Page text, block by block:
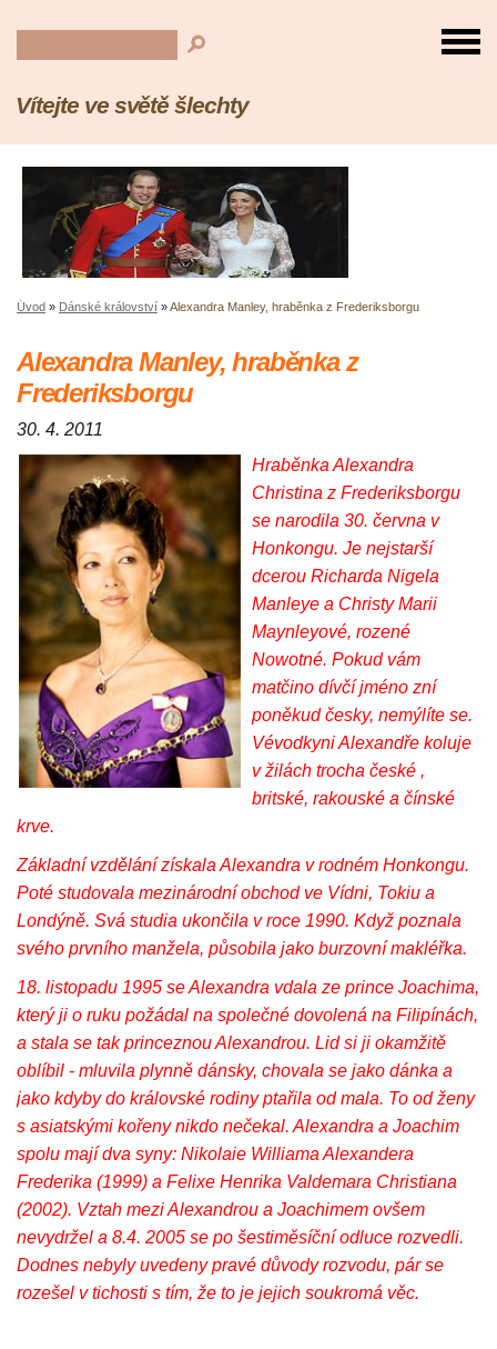
Vítejte ve světě šlechty
Úvod » Dánské království »Alexandra Manley, hraběnka z Frederiksborgu
Alexandra Manley, hraběnka z
Frederiksborgu
30. 4. 2011
Hraběnka Alexandra
Christina z Frederiksborgu
se narodila 30. června v
Honkongu. Je nejstarší
dcerou Richarda Nigela
Manleye a Christy Marii
Maynleyové, rozené
Nowotné. Pokud vám
matčino dívčí jméno zní
poněkud česky, nemýlíte se.
Vévodkyni Alexandře koluje
v žilách trocha české ,
britské, rakouské a čínské
krve.
Základní vzdělání získala Alexandra v rodném Honkongu.
Poté studovala mezinárodní obchod ve Vídni, Tokiu a
Londýně. Svá studia ukončila v roce 1990. Když poznala
svého prvního manžela, působila jako burzovní makléřka.
18. listopadu 1995 se Alexandra vdala ze prince Joachima,
který ji o ruku požádal na společné dovolená na Filipínách,
a stala se tak princeznou Alexandrou. Lid si ji okamžitě
oblíbil - mluvila plynně dánsky, chovala se jako dánka a
jako kdyby do královské rodiny ptařila od mala. To od ženy
s asiatskými kořeny nikdo nečekal. Alexandra a Joachim
spolu mají dva syny: Nikolaie Williama Alexandera
Frederika (1999) a Felixe Henrika Valdemara Christiana
(2002). Vztah mezi Alexandrou a Joachimem ovšem
nevydržel a 8.4. 2005 se po šestiměsíční odluce rozvedli.
Dodnes nebyly uvedeny pravé důvody rozvodu, pár se
rozešel v tichosti s tím, že to je jejich soukromá věc.